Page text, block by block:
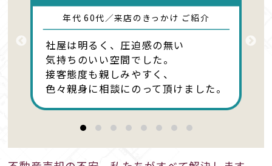
年代 60代／来店のきっかけ ご紹介
社屋は明るく、圧迫感の無い
気持ちのいい空間でした。
接客態度も親しみやすく、
色々親身に相談にのって頂けました。